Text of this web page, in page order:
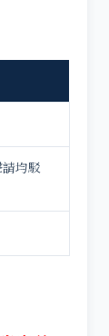
均駁